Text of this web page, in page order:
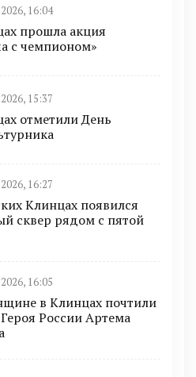
16:04
прошла акция
с чемпионом»
15:37
отметили День
16:27
Клинцах появился
сквер рядом с пятой
16:05
в Клинцах почтили
России Артема